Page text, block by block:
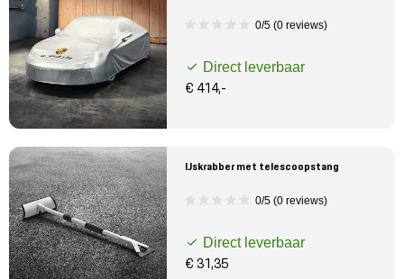
0/5 (0 reviews)
Direct leverbaar
€ 414,-
IJskrabber met telescoopstang
0/5 (0 reviews)
Direct leverbaar
€ 31,35